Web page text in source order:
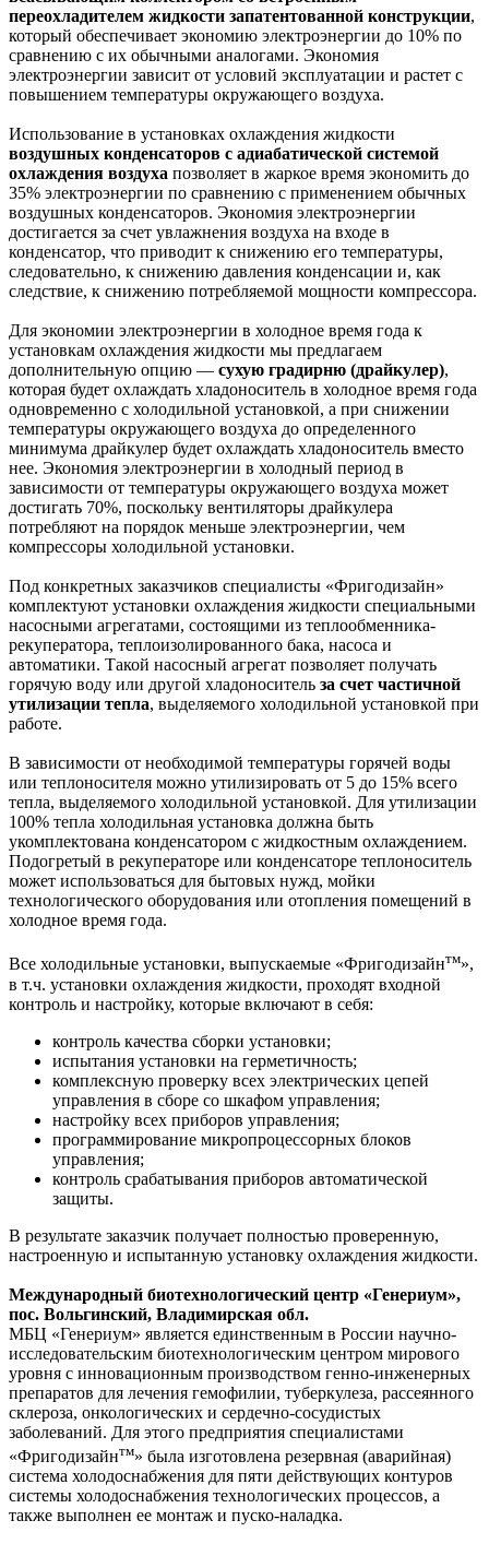
переохладителем жидкости запатентованной конструкции,
который обеспечивает экономию электроэнергии до 10% по
сравнению с их обычными аналогами. Экономия
электроэнергии зависит от условий эксплуатации и растет с
повышением температуры окружающего воздуха.
Использование в установках охлаждения жидкости
воздушных конденсаторов с адиабатической системой
охлаждения воздуха позволяет в жаркое время экономить до
35% электроэнергии по сравнению с применением обычных
воздушных конденсаторов. Экономия электроэнергии
достигается за счет увлажнения воздуха на входе в
конденсатор, что приводит к снижению его температуры,
следовательно, к снижению давления конденсации и, как
следствие, к снижению потребляемой мощности компрессора.
Для экономии электроэнергии в холодное время года к
установкам охлаждения жидкости мы предлагаем
дополнительную опцию — сухую градирню (драйкулер),
которая будет охлаждать хладоноситель в холодное время года
одновременно с холодильной установкой, а при снижении
температуры окружающего воздуха до определенного
минимума драйкулер будет охлаждать хладоноситель вместо
нее. Экономия электроэнергии в холодный период в
зависимости от температуры окружающего воздуха может
достигать 70%, поскольку вентиляторы драйкулера
потребляют на порядок меньше электроэнергии, чем
компрессоры холодильной установки.
Под конкретных заказчиков специалисты «Фригодизайн»
комплектуют установки охлаждения жидкости специальными
насосными агрегатами, состоящими из теплообменника-
рекуператора, теплоизолированного бака, насоса и
автоматики. Такой насосный агрегат позволяет получать
горячую воду или другой хладоноситель за счет частичной
утилизации тепла, выделяемого холодильной установкой при
работе.
В зависимости от необходимой температуры горячей воды
или теплоносителя можно утилизировать от 5 до 15% всего
тепла, выделяемого холодильной установкой. Для утилизации
100% тепла холодильная установка должна быть
укомплектована конденсатором с жидкостным охлаждением.
Подогретый в рекуператоре или конденсаторе теплоноситель
может использоваться для бытовых нужд, мойки
технологического оборудования или отопления помещений в
холодное время года.
Все холодильные установки, выпускаемые «Фригодизайнтм»,
в т.ч. установки охлаждения жидкости, проходят входной
контроль и настройку, которые включают в себя:
контроль качества сборки установки;
испытания установки на герметичность;
комплексную проверку всех электрических цепей
управления в сборе со шкафом управления;
настройку всех приборов управления;
программирование микропроцессорных блоков
управления;
контроль срабатывания приборов автоматической
защиты.
В результате заказчик получает полностью проверенную,
настроенную и испытанную установку охлаждения жидкости.
Международный биотехнологический центр «Генериум»,
пос. Вольгинский, Владимирская обл.
МБЦ «Генериум» является единственным в России научно-
исследовательским биотехнологическим центром мирового
уровня с инновационным производством генно-инженерных
препаратов для лечения гемофилии, туберкулеза, рассеянного
склероза, онкологических и сердечно-сосудистых
заболеваний. Для этого предприятия специалистами
«Фригодизайнтм» была изготовлена резервная (аварийная)
система холодоснабжения для пяти действующих контуров
системы холодоснабжения технологических процессов, а
также выполнен ее монтаж и пуско-наладка.